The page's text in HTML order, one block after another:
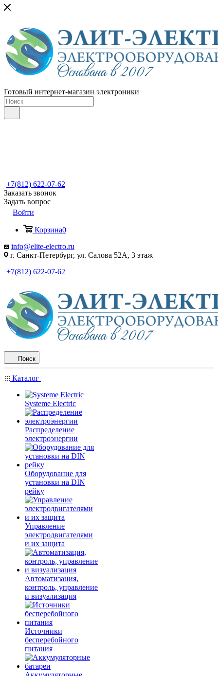
Готовый интернет-магазин электроники
+7(812) 622-07-62
Заказать звонок
Задать вопрос
Войти
Корзина0
info@elite-electro.ru
г. Санкт-Петербург, ул. Салова 52А, 3 этаж
+7(812) 622-07-62
Поиск
Каталог
Systeme Electric
Распределение
электроэнергии
Оборудование для
установки на DIN
рейку
Управление
электродвигателями
и их защита
Автоматизация,
контроль, управление
и визуализация
Источники
бесперебойного
питания